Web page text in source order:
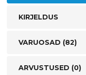
KIRJELDUS
VARUOSAD (82)
ARVUSTUSED (0)